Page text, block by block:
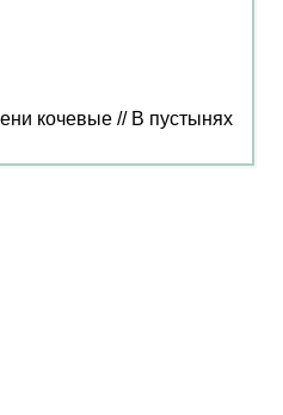
кочевые // В пустынях